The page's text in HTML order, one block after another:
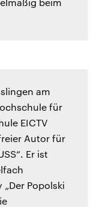
am
für
EICTV
Autor für
Er ist
Popolski